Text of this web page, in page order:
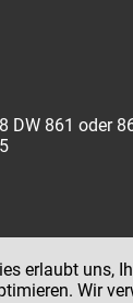
DW 861 oder
erlaubt uns,
Wir